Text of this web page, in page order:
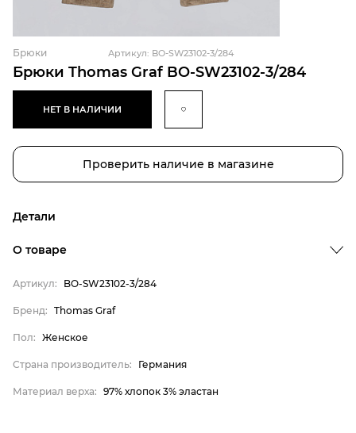
Брюки Thomas Graf BO-SW23102-3/284
Брюки Артикул: BO-SW23102-3/284
НЕТ В НАЛИЧИИ
Проверить наличие в магазине
Детали
О товаре
Артикул: BO-SW23102-3/284
Бренд: Thomas Graf
Пол: Женское
Страна производитель: Германия
Материал верха: 97% хлопок 3% эластан